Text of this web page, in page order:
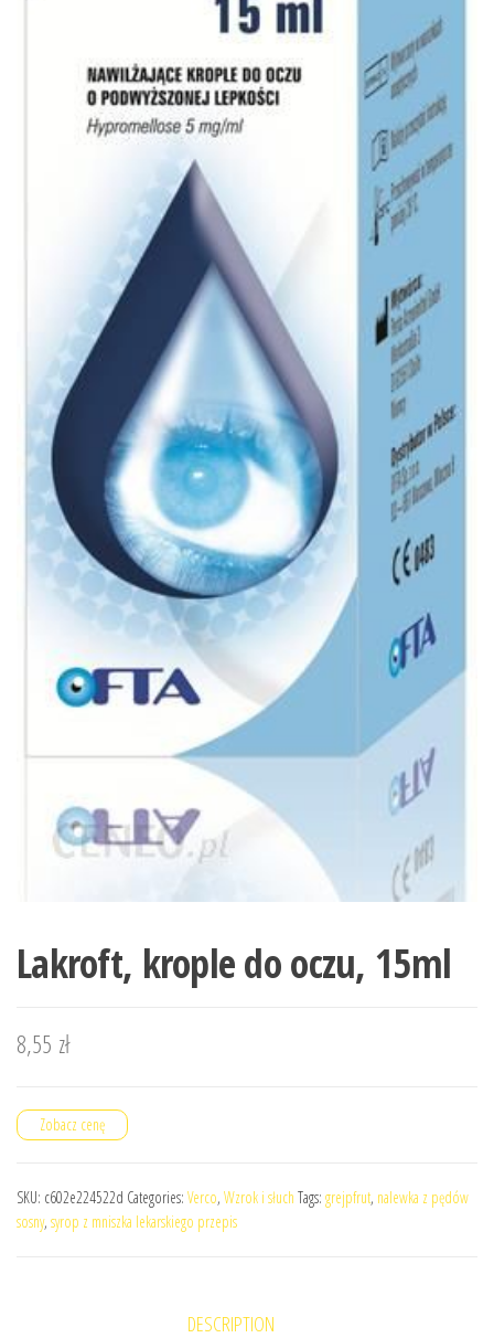
Lakroft, krople do oczu, 15ml
8,55 zł
Zobacz cenę
SKU: c602e224522d Categories: Verco, Wzrok i słuch Tags: grejpfrut, nalewka z pędów
sosny, syrop z mniszka lekarskiego przepis
DESCRIPTION